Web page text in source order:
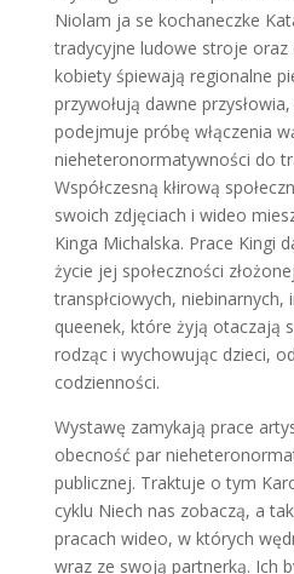
Niolam ja se kochaneczke
tradycyjne ludowe stroje oraz
kobiety śpiewają regionalne
przywołują dawne
podejmuje próbę włączenia
nieheteronormatywności do
Współczesną kłirową
swoich zdjęciach i wideo
Kinga Michalska. Prace Kingi
życie jej społeczności
transpłciowych, niebinarnych,
queenek, które żyją otaczają
rodząc i wychowując dzieci,
codzienności.
Wystawę zamykają prace
obecność par
publicznej. Traktuje o tym
cyklu Niech nas zobaczą, a
pracach wideo, w których
wraz ze swoją partnerką. Ich